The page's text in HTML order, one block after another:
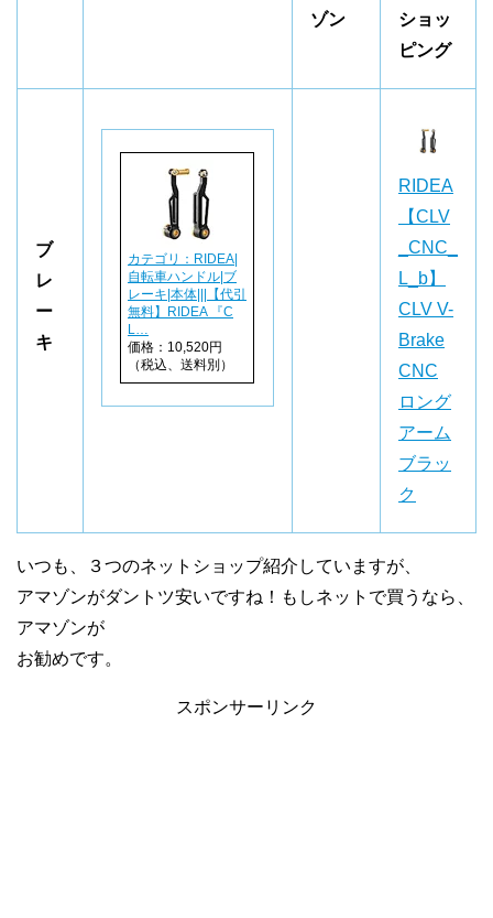
ゾン
ショッ
ピング
ブ
レ
ー
キ
カテゴリ：RIDEA|
自転車ハンドル|ブ
レーキ|本体|||【代引
無料】RIDEA 『C
L…
価格：10,520円
（税込、送料別）
RIDEA
【CLV
_CNC_
L_b】
CLV V-
Brake
CNC
ロング
アーム
ブラッ
ク
いつも、３つのネットショップ紹介していますが、
アマゾンがダントツ安いですね！もしネットで買うなら、
アマゾンが
お勧めです。
スポンサーリンク